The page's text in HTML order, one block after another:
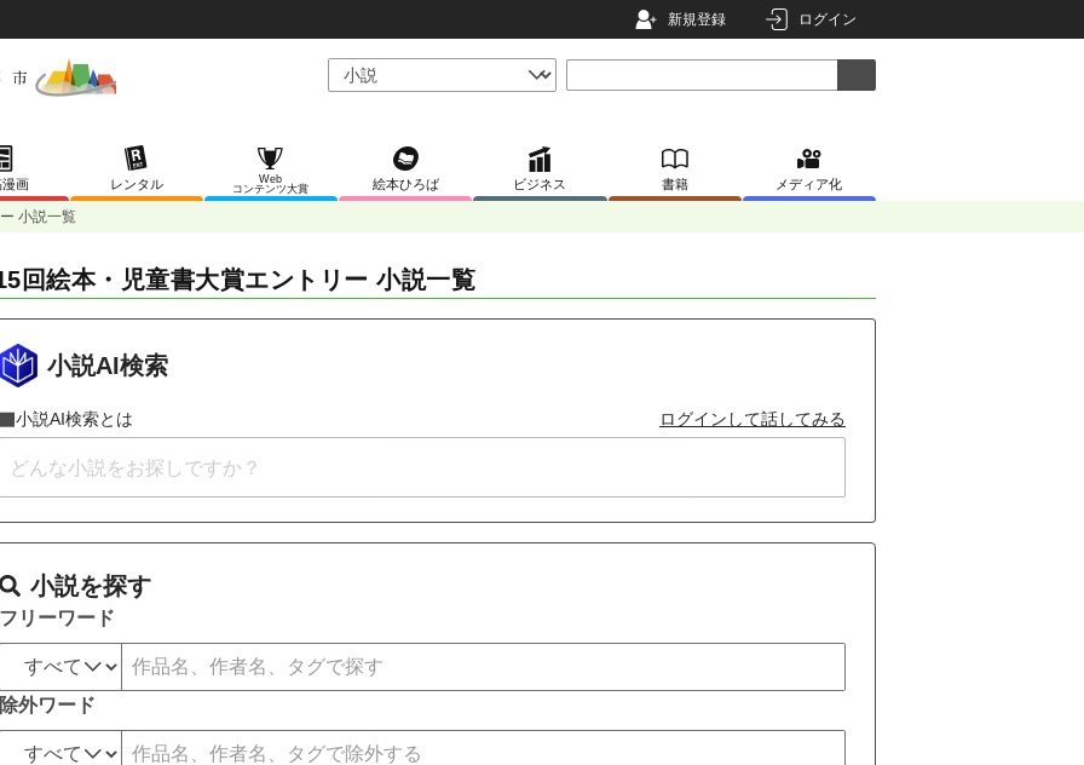
新規登録 ログイン
画 レンタル
Web
コンテンツ大賞
絵本ひろば ビジネス 書籍 メディア化
小説一覧
回絵本・児童書大賞エントリー 小説一覧
小説AI検索
小説AI検索とは ログインして話してみる
小説を探す
フリーワード
除外ワード